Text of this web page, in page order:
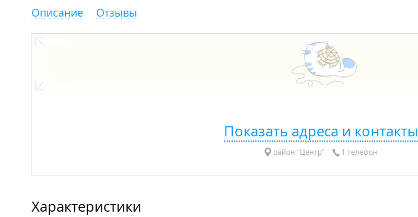
Описание Отзывы
Показать адреса и контакты
район "Центр" 1 телефон
Характеристики